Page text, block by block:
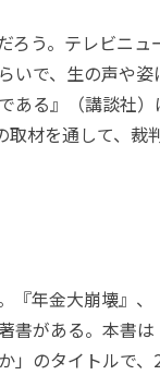
ろう。テレビニュ
いで、生の声や姿
ある』（講談社）
材を通して、裁
『年金大崩壊』、
書がある。本書は
」のタイトルで、